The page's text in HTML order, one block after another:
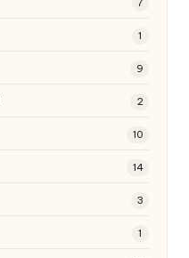
1
9
2
10
14
3
1